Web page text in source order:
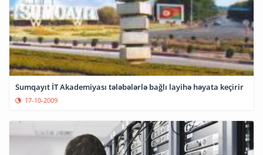
Sumqayıt İT Akademiyası tələbələrlə bağlı layihə həyata keçirir
17-10-2009